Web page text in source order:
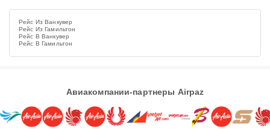
Рейс Из Ванкувер
Рейс Из Гамильтон
Рейс В Ванкувер
Рейс В Гамильтон
Авиакомпании-партнеры Airpaz